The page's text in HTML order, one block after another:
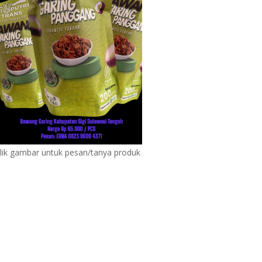
gambar untuk pesan/tanya produk